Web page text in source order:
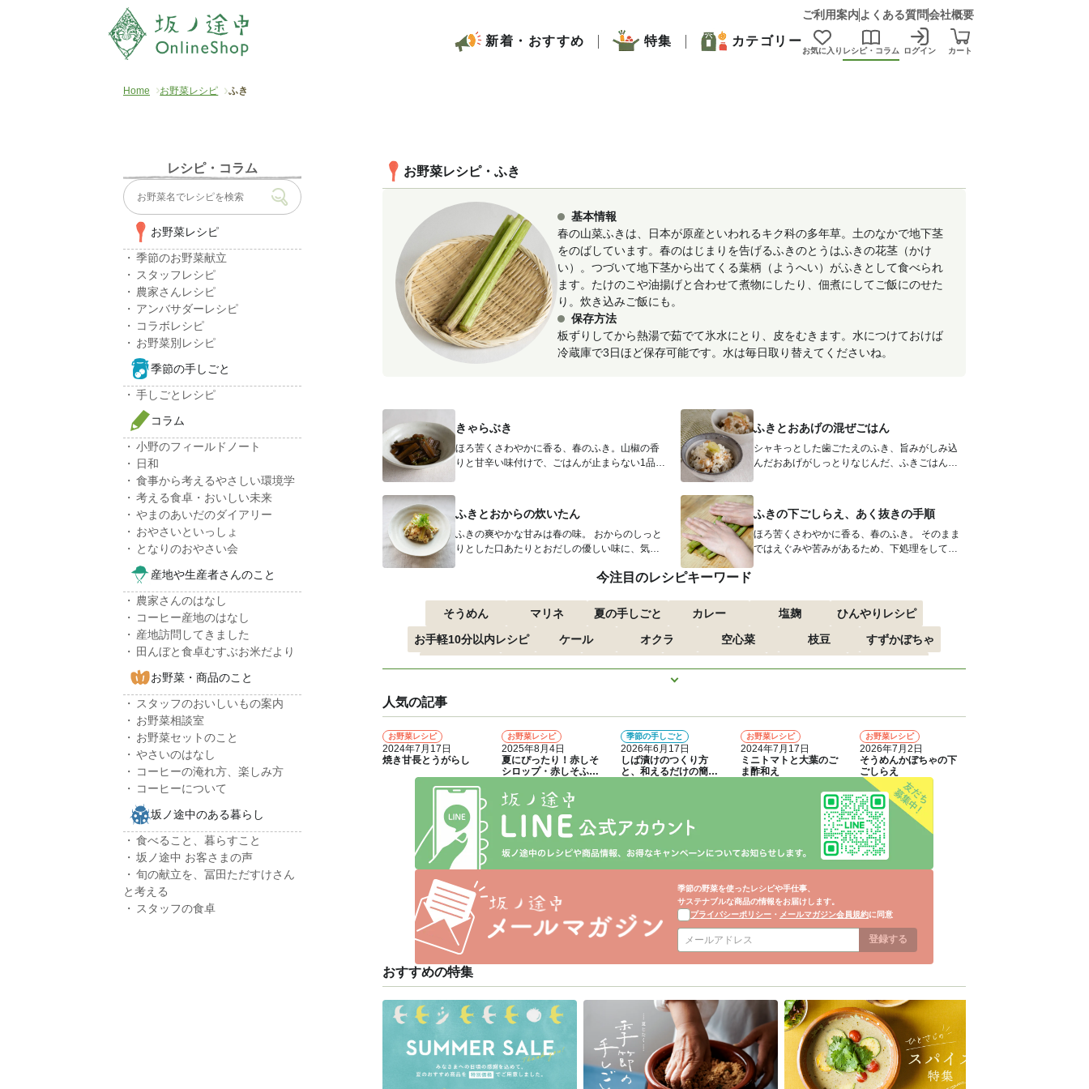
ご利用案内 よくある質問会社概要
新着・おすすめ 特集 カテゴリー
お気に入り レシピ・コラム ログイン カート
Home お野菜レシピ ふき
お野菜レシピ・ふき
基本情報
春の山菜ふきは、日本が原産といわれるキク科の多年草。土のなかで地下茎
をのばしています。春のはじまりを告げるふきのとうはふきの花茎（かけ
い）。つづいて地下茎から出てくる葉柄（ようへい）がふきとして食べられ
ます。たけのこや油揚げと合わせて煮物にしたり、佃煮にしてご飯にのせた
り。炊き込みご飯にも。
保存方法
板ずりしてから熱湯で茹でて氷水にとり、皮をむきます。水につけておけば
冷蔵庫で3日ほど保存可能です。水は毎日取り替えてくださいね。
きゃらぶき
ほろ苦くさわやかに香る、春のふき。山椒の香
りと甘辛い味付けで、ごはんが止まらない1品
ふきとおあげの混ぜごはん
シャキっとした歯ごたえのふき、旨みがしみ込
んだおあげがしっとりなじんだ、ふきごはん。
ふきとおからの炊いたん
ふきの爽やかな甘みは春の味。 おからのしっと
りとした口あたりとおだしの優しい味に、気持
ふきの下ごしらえ、あく抜きの手順
ほろ苦くさわやかに香る、春のふき。 そのまま
ではえぐみや苦みがあるため、下処理をしてか
今注目のレシピキーワード
そうめん マリネ 夏の手しごと カレー 塩麹
ひんやりレシピ
お手軽10分以内レシピ
ケール オクラ 空心菜 枝豆
すずかぼちゃ
もっと見る
人気の記事
1
お野菜レシピ
2024年7月17日
焼き甘長とうがらし
2
お野菜レシピ
2025年8月4日
夏にぴったり！赤しそ
シロップ・赤しそふり
3
季節の手しごと
2026年6月17日
しば漬けのつくり方
と、和えるだけの簡単
4
お野菜レシピ
2024年7月17日
ミニトマトと大葉のご
ま酢和え
5
お野菜レシピ
2026年7月2日
そうめんかぼちゃの下
ごしらえ
季節の野菜を使ったレシピや手仕事、
サステナブルな商品の情報をお届けします。
プライバシーポリシー ・ メールマガジン会員規約に同意
登録する
おすすめの特集
レシピ・コラム
お野菜レシピ
季節のお野菜献立
スタッフレシピ
農家さんレシピ
アンバサダーレシピ
コラボレシピ
お野菜別レシピ
季節の手しごと
手しごとレシピ
コラム
小野のフィールドノート
日和
食事から考えるやさしい環境学
考える食卓・おいしい未来
やまのあいだのダイアリー
おやさいといっしょ
となりのおやさい会
産地や生産者さんのこと
農家さんのはなし
コーヒー産地のはなし
産地訪問してきました
田んぼと食卓むすぶお米だより
お野菜・商品のこと
スタッフのおいしいもの案内
お野菜相談室
お野菜セットのこと
やさいのはなし
コーヒーの淹れ方、楽しみ方
コーヒーについて
坂ノ途中のある暮らし
食べること、暮らすこと
坂ノ途中 お客さまの声
旬の献立を、冨田ただすけさん
と考える
スタッフの食卓